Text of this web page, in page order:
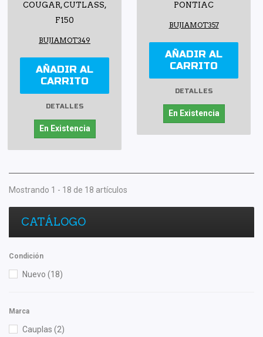
COUGAR, CUTLASS,
F150
BUJIAMOT349
AÑADIR AL
CARRITO
DETALLES
En Existencia
PONTIAC
BUJIAMOT357
AÑADIR AL
CARRITO
DETALLES
En Existencia
Mostrando 1 - 18 de 18 artículos
CATÁLOGO
Condición
Nuevo (18)
Marca
Cauplas (2)